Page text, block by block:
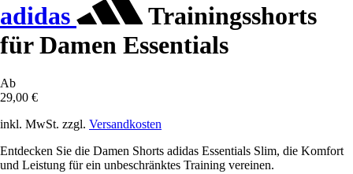
adidas
Trainingsshorts
für Damen Essentials
Ab
29,00 €
inkl. MwSt. zzgl. Versandkosten
Entdecken Sie die Damen Shorts adidas Essentials Slim, die Komfort
und Leistung für ein unbeschränktes Training vereinen.